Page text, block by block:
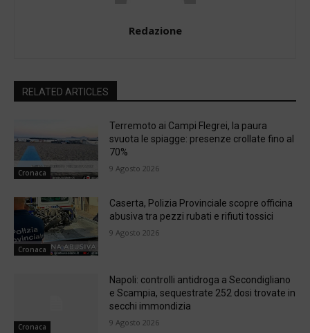
Redazione
RELATED ARTICLES
Cronaca
Terremoto ai Campi Flegrei, la paura
svuota le spiagge: presenze crollate fino al
70%
9 Agosto 2026
Cronaca
Caserta, Polizia Provinciale scopre officina
abusiva tra pezzi rubati e rifiuti tossici
9 Agosto 2026
Cronaca
Napoli: controlli antidroga a Secondigliano
e Scampia, sequestrate 252 dosi trovate in
secchi immondizia
9 Agosto 2026